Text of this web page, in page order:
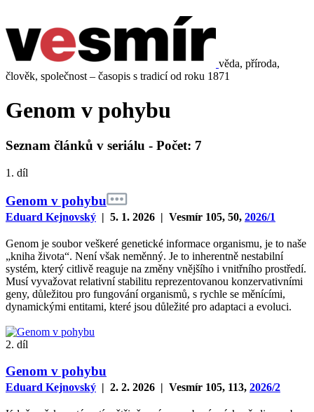
věda, příroda,
člověk, společnost – časopis s tradicí od roku 1871
Genom v pohybu
Seznam článků v seriálu - Počet: 7
1. díl
Genom v pohybu
Eduard Kejnovský | 5. 1. 2026 | Vesmír 105, 50, 2026/1
Genom je soubor veškeré genetické informace organismu, je to naše
„kniha života“. Není však neměnný. Je to inherentně nestabilní
systém, který citlivě reaguje na změny vnějšího i vnitřního prostředí.
Musí vyvažovat relativní stabilitu reprezentovanou konzervativními
geny, důležitou pro fungování organismů, s rychle se měnícími,
dynamickými entitami, které jsou důležité pro adaptaci a evoluci.
2. díl
Genom v pohybu
Eduard Kejnovský | 2. 2. 2026 | Vesmír 105, 113, 2026/2